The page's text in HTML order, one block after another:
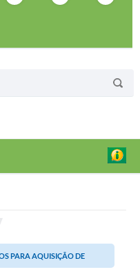
PARA AQUISIÇÃO DE